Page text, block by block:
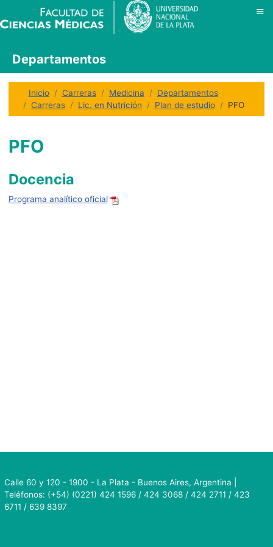
Inicio Carreras Medicina
Departamentos
Carreras
Lic. en Nutrición Plan de estudio PFO
PFO
Docencia
Programa analítico oficial
Calle 60 y 120 - 1900 - La Plata - Buenos Aires, Argentina |
Teléfonos: (+54) (0221) 424 1596 / 424 3068 / 424 2711 / 423
6711 / 639 8397
Departamentos
≡